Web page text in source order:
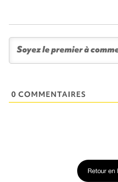
0 COMMENTAIRES
Retour en